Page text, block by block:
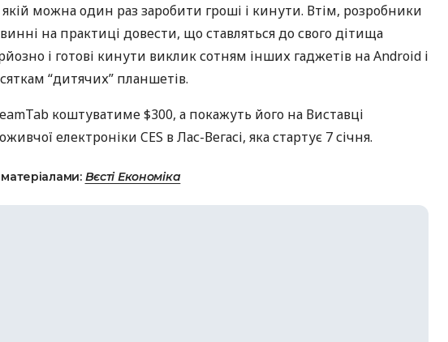
якій можна один раз заробити гроші і кинути. Втім, розробники
на практиці довести, що ставляться до свого дітища
і готові кинути виклик сотням інших гаджетів на Android і
“дитячих” планшетів.
коштуватиме $300, а покажуть його на Виставці
електроніки CES в Лас-Вегасі, яка стартує 7 січня.
Вєсті Економіка